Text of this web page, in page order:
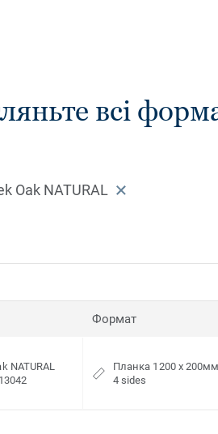
всі
Oak NATURAL
Формат
NATURAL
Планка 1200 x 200мм
4 sides